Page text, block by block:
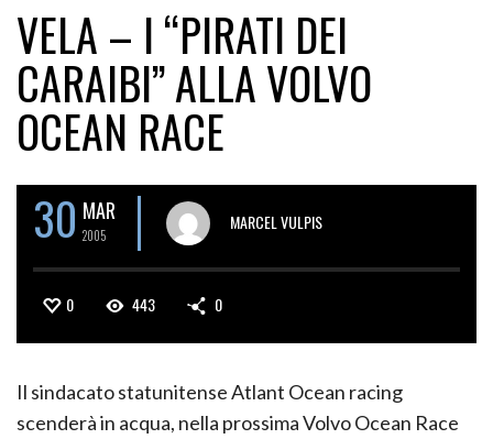
VELA – I “PIRATI DEI
CARAIBI” ALLA VOLVO
OCEAN RACE
30 MAR
2005
MARCEL VULPIS
0 443 0
Il sindacato statunitense Atlant Ocean racing
scenderà in acqua, nella prossima Volvo Ocean Race